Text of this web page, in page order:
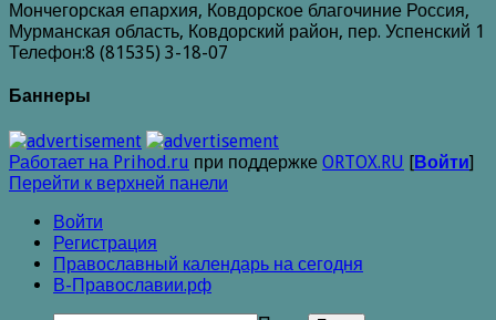
Мончегорская епархия, Ковдорское благочиние Россия,
Мурманская область, Ковдорский район, пер. Успенский 1
Телефон:8 (81535) 3-18-07
Баннеры
Работает на Prihod.ru при поддержке ORTOX.RU [Войти]
Перейти к верхней панели
Войти
Регистрация
Православный календарь на сегодня
В-Православии.рф